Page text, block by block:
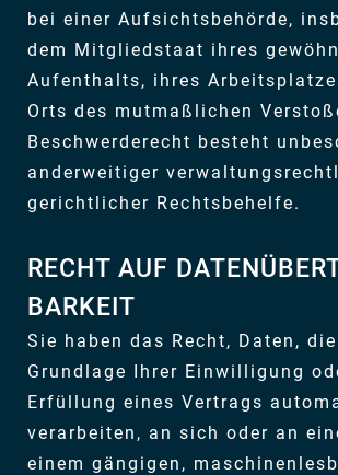
bei einer Aufsichtsbehörde,
dem Mitgliedstaat ihres
Aufenthalts, ihres
Orts des mutmaßlichen
Beschwerderecht besteht
anderweitiger
gerichtlicher Rechtsbehelfe.
RECHT AUF
BARKEIT
Sie haben das Recht, Daten,
Grundlage Ihrer Einwilligung
Erfüllung eines Vertrags
verarbeiten, an sich oder an
einem gängigen,